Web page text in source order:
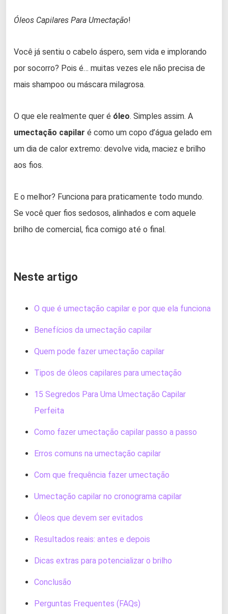
Óleos Capilares Para Umectação!
Você já sentiu o cabelo áspero, sem vida e implorando
por socorro? Pois é… muitas vezes ele não precisa de
mais shampoo ou máscara milagrosa.
O que ele realmente quer é óleo. Simples assim. A
umectação capilar é como um copo d’água gelado em
um dia de calor extremo: devolve vida, maciez e brilho
aos fios.
E o melhor? Funciona para praticamente todo mundo.
Se você quer fios sedosos, alinhados e com aquele
brilho de comercial, fica comigo até o final.
Neste artigo
O que é umectação capilar e por que ela funciona
Benefícios da umectação capilar
Quem pode fazer umectação capilar
Tipos de óleos capilares para umectação
15 Segredos Para Uma Umectação Capilar
Perfeita
Como fazer umectação capilar passo a passo
Erros comuns na umectação capilar
Com que frequência fazer umectação
Umectação capilar no cronograma capilar
Óleos que devem ser evitados
Resultados reais: antes e depois
Dicas extras para potencializar o brilho
Conclusão
Perguntas Frequentes (FAQs)